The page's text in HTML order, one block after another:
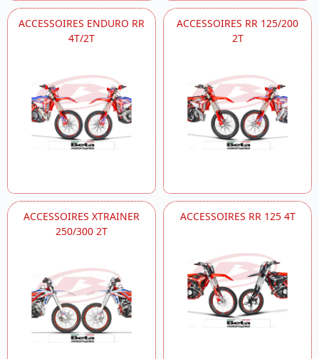
ACCESSOIRES ENDURO RR
4T/2T
ACCESSOIRES RR 125/200
2T
ACCESSOIRES XTRAINER
250/300 2T
ACCESSOIRES RR 125 4T